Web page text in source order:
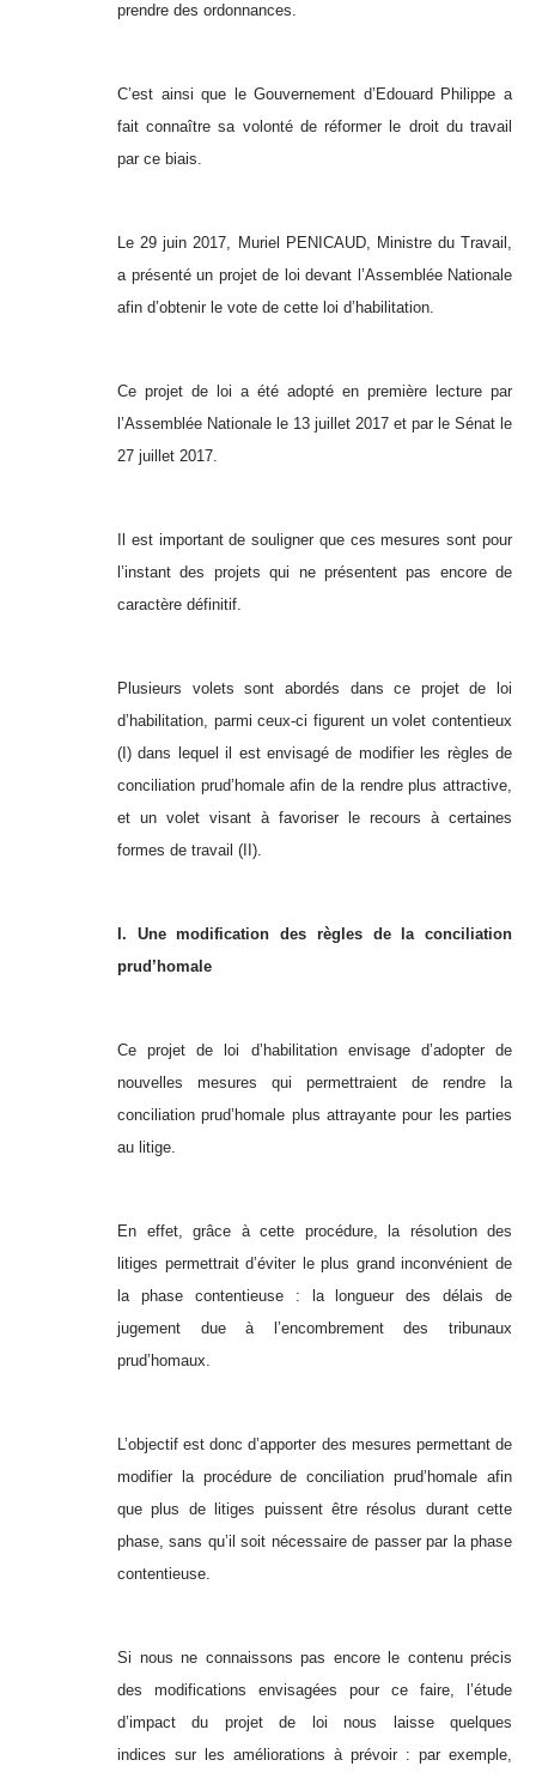
prendre des ordonnances.
C’est ainsi que le Gouvernement d’Edouard Philippe a
fait connaître sa volonté de réformer le droit du travail
par ce biais.
Le 29 juin 2017, Muriel PENICAUD, Ministre du Travail,
a présenté un projet de loi devant l’Assemblée Nationale
afin d’obtenir le vote de cette loi d’habilitation.
Ce projet de loi a été adopté en première lecture par
l’Assemblée Nationale le 13 juillet 2017 et par le Sénat le
27 juillet 2017.
Il est important de souligner que ces mesures sont pour
l’instant des projets qui ne présentent pas encore de
caractère définitif.
Plusieurs volets sont abordés dans ce projet de loi
d’habilitation, parmi ceux-ci figurent un volet contentieux
(I) dans lequel il est envisagé de modifier les règles de
conciliation prud’homale afin de la rendre plus attractive,
et un volet visant à favoriser le recours à certaines
formes de travail (II).
I. Une modification des règles de la conciliation
prud’homale
Ce projet de loi d’habilitation envisage d’adopter de
nouvelles mesures qui permettraient de rendre la
conciliation prud’homale plus attrayante pour les parties
au litige.
En effet, grâce à cette procédure, la résolution des
litiges permettrait d’éviter le plus grand inconvénient de
la phase contentieuse : la longueur des délais de
jugement due à l’encombrement des tribunaux
prud’homaux.
L’objectif est donc d’apporter des mesures permettant de
modifier la procédure de conciliation prud’homale afin
que plus de litiges puissent être résolus durant cette
phase, sans qu’il soit nécessaire de passer par la phase
contentieuse.
Si nous ne connaissons pas encore le contenu précis
des modifications envisagées pour ce faire, l’étude
d’impact du projet de loi nous laisse quelques
indices sur les améliorations à prévoir : par exemple,